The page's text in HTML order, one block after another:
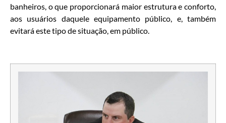
banheiros, o que proporcionará maior estrutura e conforto,
aos usuários daquele equipamento público, e, também
evitará este tipo de situação, em público.